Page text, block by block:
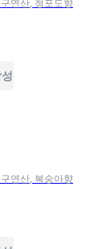
연산, 청포도향
연산, 복숭아향